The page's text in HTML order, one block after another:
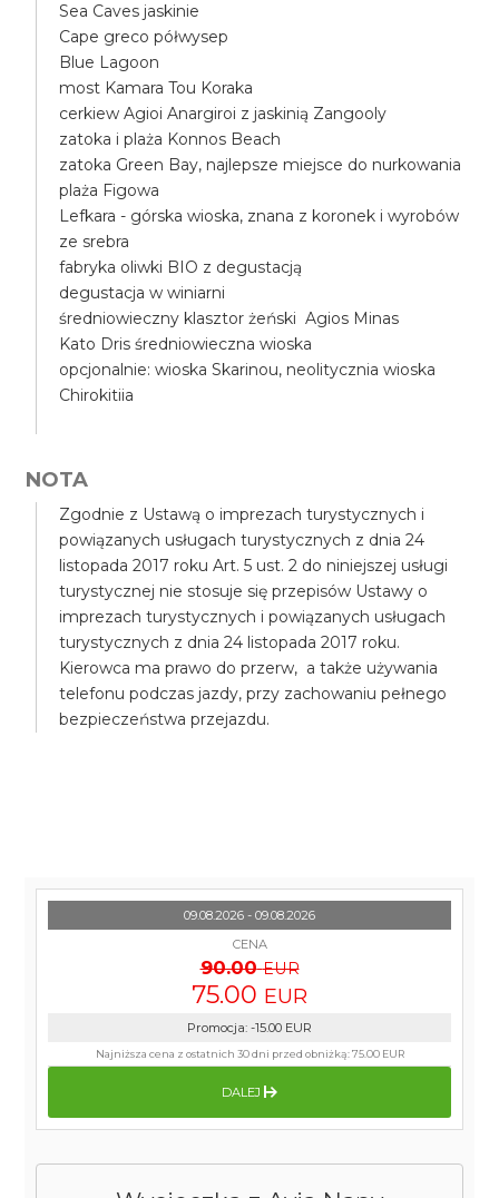
Sea Caves jaskinie
Cape greco półwysep
Blue Lagoon
most Kamara Tou Koraka
cerkiew Agioi Anargiroi z jaskinią Zangooly
zatoka i plaża Konnos Beach
zatoka Green Bay, najlepsze miejsce do nurkowania
plaża Figowa
Lefkara - górska wioska, znana z koronek i wyrobów
ze srebra
fabryka oliwki BIO z degustacją
degustacja w winiarni
średniowieczny klasztor żeński Agios Minas
Kato Dris średniowieczna wioska
opcjonalnie: wioska Skarinou, neolitycznia wioska
Chirokitiia
NOTA
Zgodnie z Ustawą o imprezach turystycznych i
powiązanych usługach turystycznych z dnia 24
listopada 2017 roku Art. 5 ust. 2 do niniejszej usługi
turystycznej nie stosuje się przepisów Ustawy o
imprezach turystycznych i powiązanych usługach
turystycznych z dnia 24 listopada 2017 roku.
Kierowca ma prawo do przerw, a także używania
telefonu podczas jazdy, przy zachowaniu pełnego
bezpieczeństwa przejazdu.
09.08.2026 - 09.08.2026
CENA
90.00 EUR
75.00 EUR
Promocja: -15.00 EUR
Najniższa cena z ostatnich 30 dni przed obniżką:75.00 EUR
DALEJ